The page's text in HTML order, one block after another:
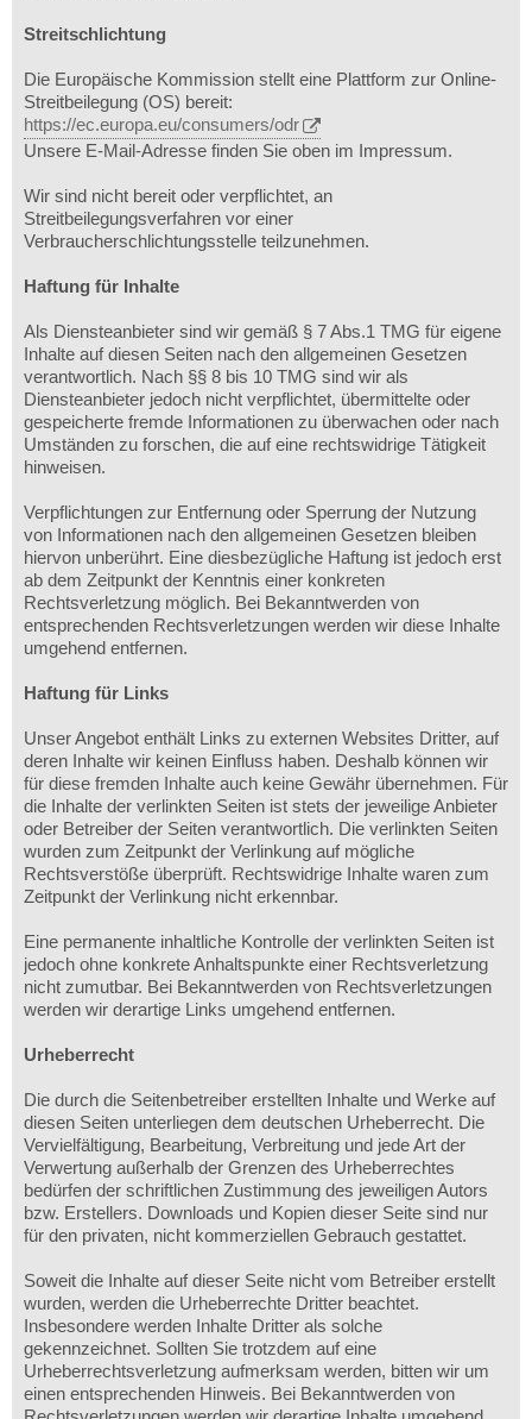
Streitschlichtung
Die Europäische Kommission stellt eine Plattform zur Online-
Streitbeilegung (OS) bereit:
https://ec.europa.eu/consumers/odr
Unsere E-Mail-Adresse finden Sie oben im Impressum.
Wir sind nicht bereit oder verpflichtet, an
Streitbeilegungsverfahren vor einer
Verbraucherschlichtungsstelle teilzunehmen.
Haftung für Inhalte
Als Diensteanbieter sind wir gemäß § 7 Abs.1 TMG für eigene
Inhalte auf diesen Seiten nach den allgemeinen Gesetzen
verantwortlich. Nach §§ 8 bis 10 TMG sind wir als
Diensteanbieter jedoch nicht verpflichtet, übermittelte oder
gespeicherte fremde Informationen zu überwachen oder nach
Umständen zu forschen, die auf eine rechtswidrige Tätigkeit
hinweisen.
Verpflichtungen zur Entfernung oder Sperrung der Nutzung
von Informationen nach den allgemeinen Gesetzen bleiben
hiervon unberührt. Eine diesbezügliche Haftung ist jedoch erst
ab dem Zeitpunkt der Kenntnis einer konkreten
Rechtsverletzung möglich. Bei Bekanntwerden von
entsprechenden Rechtsverletzungen werden wir diese Inhalte
umgehend entfernen.
Haftung für Links
Unser Angebot enthält Links zu externen Websites Dritter, auf
deren Inhalte wir keinen Einfluss haben. Deshalb können wir
für diese fremden Inhalte auch keine Gewähr übernehmen. Für
die Inhalte der verlinkten Seiten ist stets der jeweilige Anbieter
oder Betreiber der Seiten verantwortlich. Die verlinkten Seiten
wurden zum Zeitpunkt der Verlinkung auf mögliche
Rechtsverstöße überprüft. Rechtswidrige Inhalte waren zum
Zeitpunkt der Verlinkung nicht erkennbar.
Eine permanente inhaltliche Kontrolle der verlinkten Seiten ist
jedoch ohne konkrete Anhaltspunkte einer Rechtsverletzung
nicht zumutbar. Bei Bekanntwerden von Rechtsverletzungen
werden wir derartige Links umgehend entfernen.
Urheberrecht
Die durch die Seitenbetreiber erstellten Inhalte und Werke auf
diesen Seiten unterliegen dem deutschen Urheberrecht. Die
Vervielfältigung, Bearbeitung, Verbreitung und jede Art der
Verwertung außerhalb der Grenzen des Urheberrechtes
bedürfen der schriftlichen Zustimmung des jeweiligen Autors
bzw. Erstellers. Downloads und Kopien dieser Seite sind nur
für den privaten, nicht kommerziellen Gebrauch gestattet.
Soweit die Inhalte auf dieser Seite nicht vom Betreiber erstellt
wurden, werden die Urheberrechte Dritter beachtet.
Insbesondere werden Inhalte Dritter als solche
gekennzeichnet. Sollten Sie trotzdem auf eine
Urheberrechtsverletzung aufmerksam werden, bitten wir um
einen entsprechenden Hinweis. Bei Bekanntwerden von